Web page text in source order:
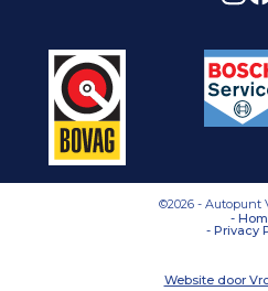
©2026 - Autopunt
-
- Privacy
Website door